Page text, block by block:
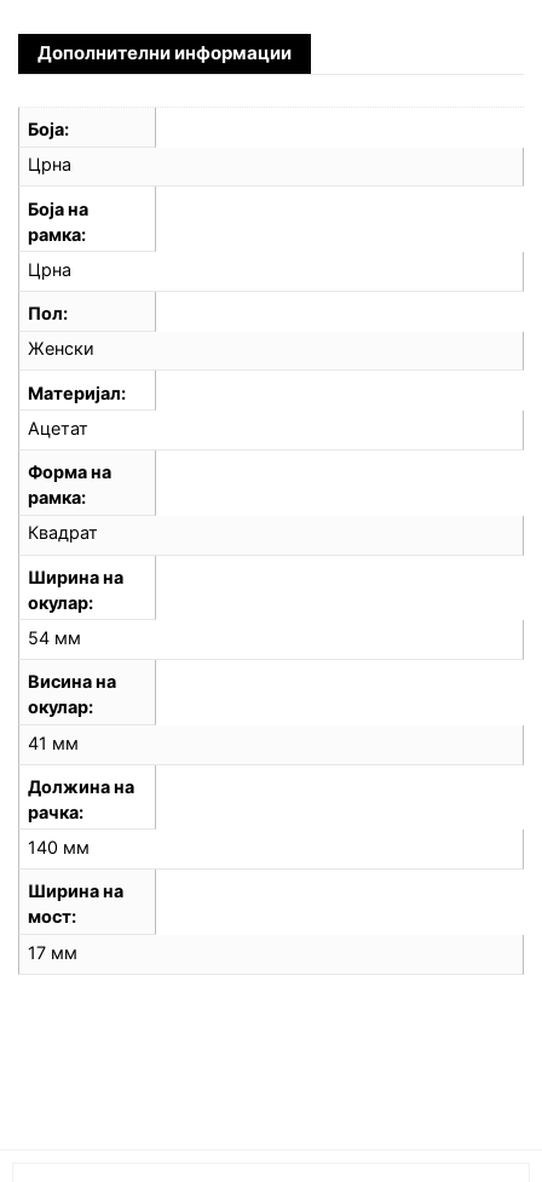
Дополнителни информации
Боја
Црна
Боја на
рамка
Црна
Пол
Женски
Материјал
Ацетат
Форма на
рамка
Квадрат
Ширина на
окулар
54 мм
Висина на
окулар
41 мм
Должина на
рачка
140 мм
Ширина на
мост
17 мм